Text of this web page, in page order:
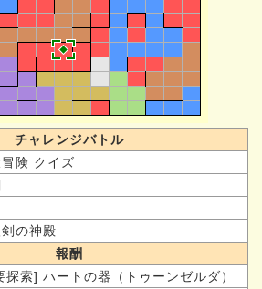
チャレンジバトル
冒険 クイズ
の神殿
報酬
探索] ハートの器（トゥーンゼルダ）